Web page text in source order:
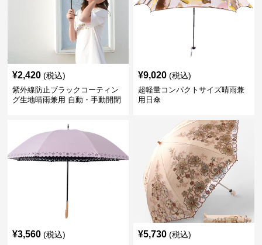
¥2,420 (税込)
紫外線防止ブラックコーティン
グ生地晴雨兼用 自動・手動開閉
¥9,020 (税込)
超軽量コンパクトサイズ晴雨兼
用日傘
¥3,560 (税込) ¥5,730 (税込)